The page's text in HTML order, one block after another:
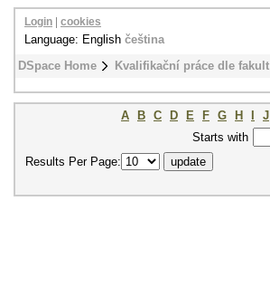
DSpace Home Kvalifikační práce dle fakult
Login cookies
Language: English čeština
A B C D E F G H J
Starts with
Results Per Page: